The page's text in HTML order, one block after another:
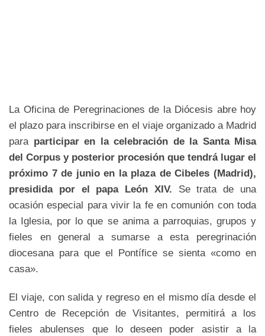
La Oficina de Peregrinaciones de la Diócesis abre hoy
el plazo para inscribirse en el viaje organizado a Madrid
para participar en la celebración de la Santa Misa
del Corpus y posterior procesión que tendrá lugar el
próximo 7 de junio en la plaza de Cibeles (Madrid),
presidida por el papa León XIV. Se trata de una
ocasión especial para vivir la fe en comunión con toda
la Iglesia, por lo que se anima a parroquias, grupos y
fieles en general a sumarse a esta peregrinación
diocesana para que el Pontífice se sienta «como en
casa».
El viaje, con salida y regreso en el mismo día desde el
Centro de Recepción de Visitantes, permitirá a los
fieles abulenses que lo deseen poder asistir a la